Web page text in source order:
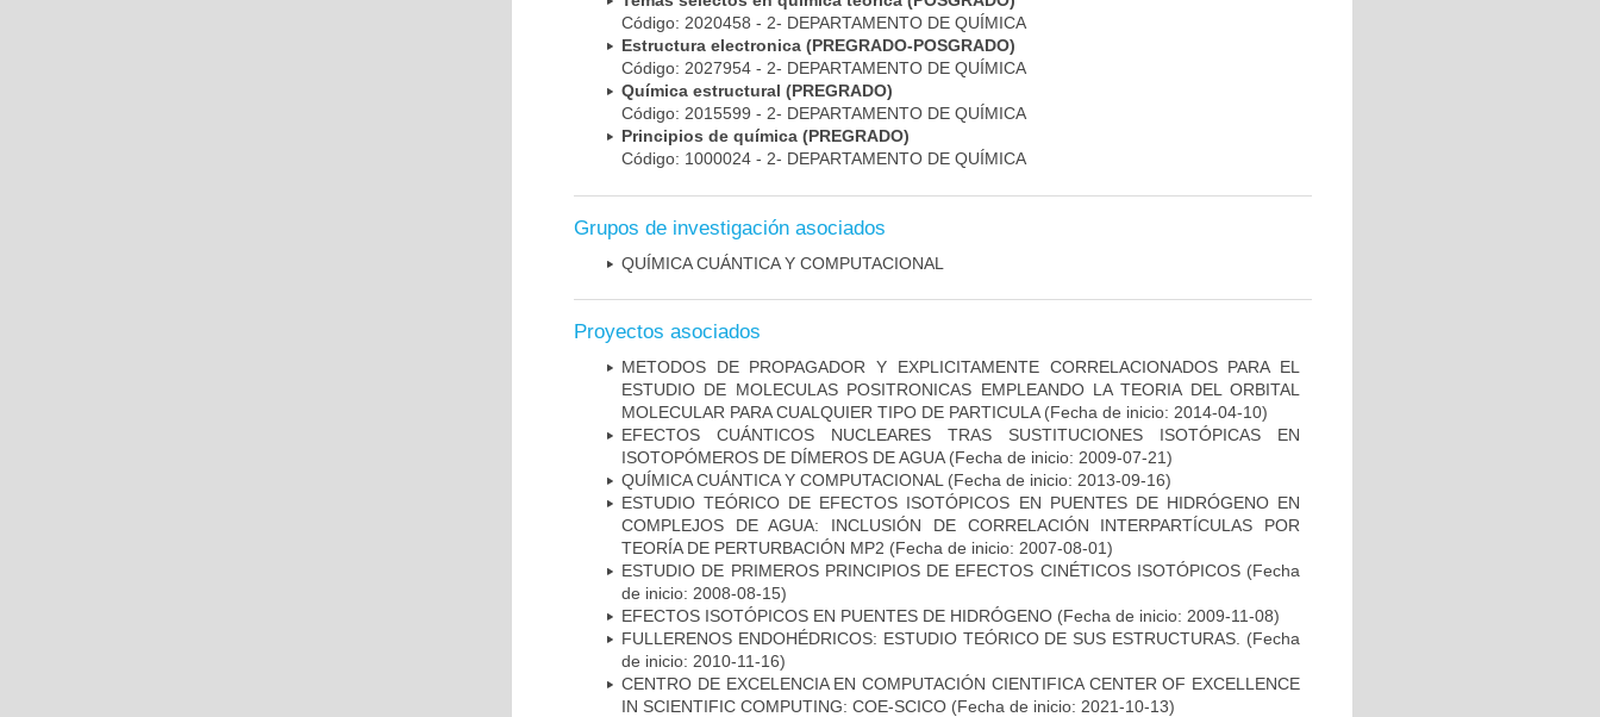
Código: 2020458 - 2- DEPARTAMENTO DE QUÍMICA
Estructura electronica (PREGRADO-POSGRADO)
Código: 2027954 - 2- DEPARTAMENTO DE QUÍMICA
Química estructural (PREGRADO)
Código: 2015599 - 2- DEPARTAMENTO DE QUÍMICA
Principios de química (PREGRADO)
Código: 1000024 - 2- DEPARTAMENTO DE QUÍMICA
Grupos de investigación asociados
QUÍMICA CUÁNTICA Y COMPUTACIONAL
Proyectos asociados
METODOS DE PROPAGADOR Y EXPLICITAMENTE CORRELACIONADOS PARA EL
ESTUDIO DE MOLECULAS POSITRONICAS EMPLEANDO LA TEORIA DEL ORBITAL
MOLECULAR PARA CUALQUIER TIPO DE PARTICULA(Fecha de inicio: 2014-04-10)
EFECTOS CUÁNTICOS NUCLEARES TRAS SUSTITUCIONES ISOTÓPICAS EN
ISOTOPÓMEROS DE DÍMEROS DE AGUA(Fecha de inicio: 2009-07-21)
QUÍMICA CUÁNTICA Y COMPUTACIONAL (Fecha de inicio: 2013-09-16)
ESTUDIO TEÓRICO DE EFECTOS ISOTÓPICOS EN PUENTES DE HIDRÓGENO EN
COMPLEJOS DE AGUA: INCLUSIÓN DE CORRELACIÓN INTERPARTÍCULAS POR
TEORÍA DE PERTURBACIÓN MP2 (Fecha de inicio: 2007-08-01)
ESTUDIO DE PRIMEROS PRINCIPIOS DE EFECTOS CINÉTICOS ISOTÓPICOS(Fecha
de inicio: 2008-08-15)
EFECTOS ISOTÓPICOS EN PUENTES DE HIDRÓGENO (Fecha de inicio: 2009-11-08)
FULLERENOS ENDOHÉDRICOS: ESTUDIO TEÓRICO DE SUS ESTRUCTURAS.
(Fecha
de inicio: 2010-11-16)
CENTRO DE EXCELENCIA EN COMPUTACIÓN CIENTIFICA CENTER OF EXCELLENCE
IN SCIENTIFIC COMPUTING: COE-SCICO (Fecha de inicio: 2021-10-13)